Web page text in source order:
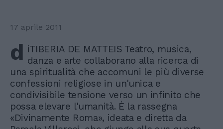
17 aprile 2011
d iTIBERIA DE MATTEIS Teatro, musica,
danza e arte collaborano alla ricerca di
una spiritualità che accomuni le più diverse
confessioni religiose in un'unica e
condivisibile tensione verso un infinito che
possa elevare l'umanità. È la rassegna
«Divinamente Roma», ideata e diretta da